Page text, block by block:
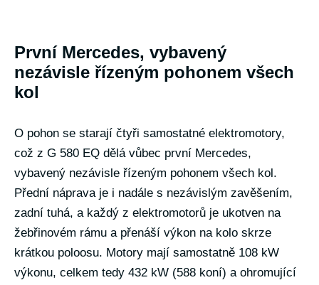
První Mercedes, vybavený
nezávisle řízeným pohonem všech
kol
O pohon se starají čtyři samostatné elektromotory,
což z G 580 EQ dělá vůbec první Mercedes,
vybavený nezávisle řízeným pohonem všech kol.
Přední náprava je i nadále s nezávislým zavěšením,
zadní tuhá, a každý z elektromotorů je ukotven na
žebřinovém rámu a přenáší výkon na kolo skrze
krátkou poloosu. Motory mají samostatně 108 kW
výkonu, celkem tedy 432 kW (588 koní) a ohromující